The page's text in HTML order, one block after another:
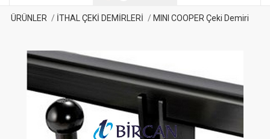
ÜRÜNLER İTHAL ÇEKİ DEMİRLERİ MINI COOPER Çeki Demiri